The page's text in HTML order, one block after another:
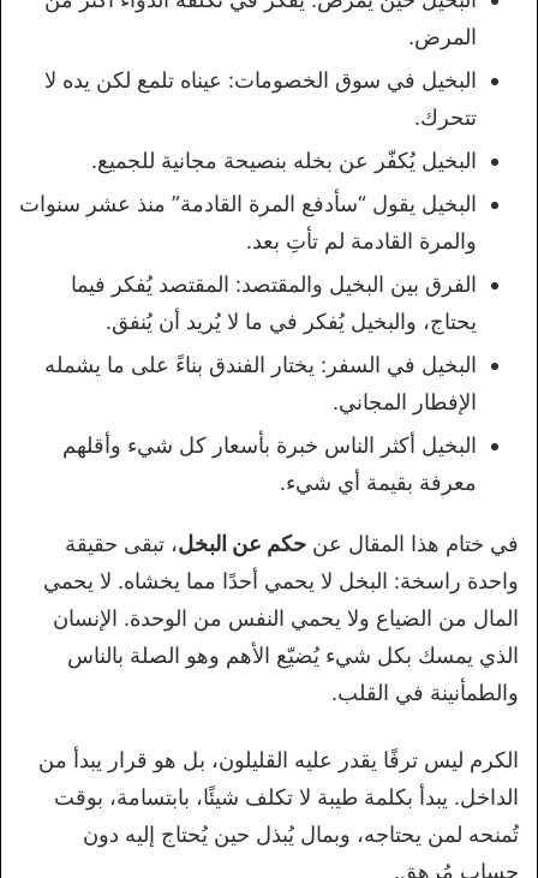
المرض.
البخيل في سوق الخصومات: عيناه تلمع لكن يده لا
تتحرك.
البخيل يُكفّر عن بخله بنصيحة مجانية للجميع.
البخيل يقول “سأدفع المرة القادمة” منذ عشر سنوات
والمرة القادمة لم تأتِ بعد.
الفرق بين البخيل والمقتصد: المقتصد يُفكر فيما
يحتاج، والبخيل يُفكر في ما لا يُريد أن يُنفق.
البخيل في السفر: يختار الفندق بناءً على ما يشمله
الإفطار المجاني.
البخيل أكثر الناس خبرة بأسعار كل شيء وأقلهم
معرفة بقيمة أي شيء.
في ختام هذا المقال عن حكم عن البخل، تبقى حقيقة
واحدة راسخة: البخل لا يحمي أحدًا مما يخشاه. لا يحمي
المال من الضياع ولا يحمي النفس من الوحدة. الإنسان
الذي يمسك بكل شيء يُضيّع الأهم وهو الصلة بالناس
والطمأنينة في القلب.
الكرم ليس ترفًا يقدر عليه القليلون، بل هو قرار يبدأ من
الداخل. يبدأ بكلمة طيبة لا تكلف شيئًا، بابتسامة، بوقت
تُمنحه لمن يحتاجه، وبمال يُبذل حين يُحتاج إليه دون
حساب مُرهق.